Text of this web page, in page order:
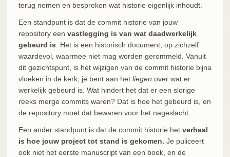
terug nemen en bespreken wat historie eigenlijk inhoudt.
Een standpunt is dat de commit historie van jouw
repository een vastlegging is van wat daadwerkelijk
gebeurd is . Het is een historisch document, op zichzelf
waardevol, waarmee niet mag worden gerommeld. Vanuit
dit gezichtspunt, is het wijzigen van de commit historie bijna
vloeken in de kerk; je bent aan het liegen over wat er
werkelijk gebeurd is. Wat hindert het dat er een slorige
reeks merge commits waren? Dat is hoe het gebeurd is, en
de repository moet dat bewaren voor het nageslacht.
Een ander standpunt is dat de commit historie het verhaal
is hoe jouw project tot stand is gekomen. Je puliceert
ook niet het eerste manuscript van een boek, en de